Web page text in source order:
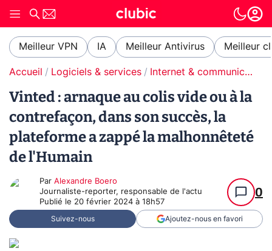
Meilleur VPN IA Meilleur Antivirus Meilleur
Accueil Logiciels & services Internet & communication
Vinted : arnaque au colis vide ou à la
contrefaçon, dans son succès, la
plateforme a zappé la malhonnêteté
de l'Humain
Par Alexandre Boero
Journaliste-reporter, responsable de l'actu
Publié le 20 février 2024 à 18h57
0
Suivez-nous Ajoutez-nous en favori